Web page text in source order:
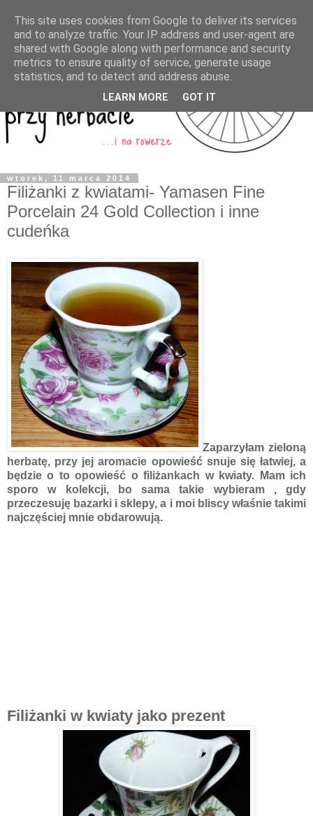
wtorek, 11 marca 2014
Filiżanki z kwiatami- Yamasen Fine
Porcelain 24 Gold Collection i inne
cudeńka
Zaparzyłam zieloną
herbatę, przy jej aromacie opowieść snuje się łatwiej, a
będzie o to opowieść o filiżankach w kwiaty. Mam ich
sporo w kolekcji, bo sama takie wybieram , gdy
przeczesuję bazarki i sklepy, a i moi bliscy właśnie takimi
najczęściej mnie obdarowują.
Filiżanki w kwiaty jako prezent
This site uses cookies from Google to deliver its services
and to analyze traffic. Your IP address and user-agent are
shared with Google along with performance and security
metrics to ensure quality of service, generate usage
statistics, and to detect and address abuse.
LEARN MORE GOT IT